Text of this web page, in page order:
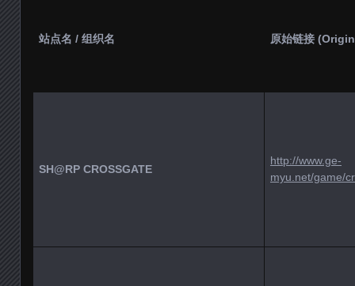
站点名 / 组织名 原始链接
SH@RP CROSSGATE
http://www.ge-
myu.net/game/